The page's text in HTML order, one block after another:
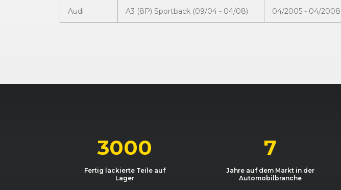
Audi A3 (8P) Sportback (09/04 - 04/08) 04/2005 - 04/2008
Audi A3 (8P) Sportback (09/04 - 04/08) 09/2005 - 04/2008
3000
Fertig lackierte Teile auf
Lager
7
Jahre auf dem Markt in der
Automobilbranche